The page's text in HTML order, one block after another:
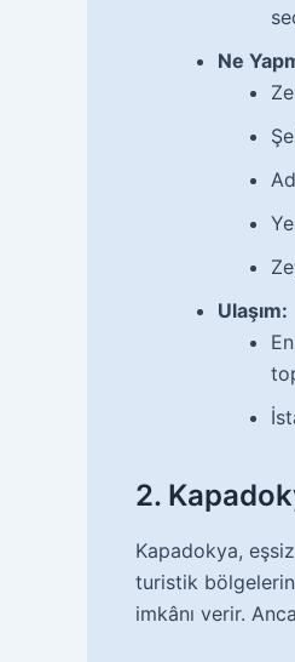
Ne
Ulaşım:
2.
Kapadokya,
turistik
imkânı verir.